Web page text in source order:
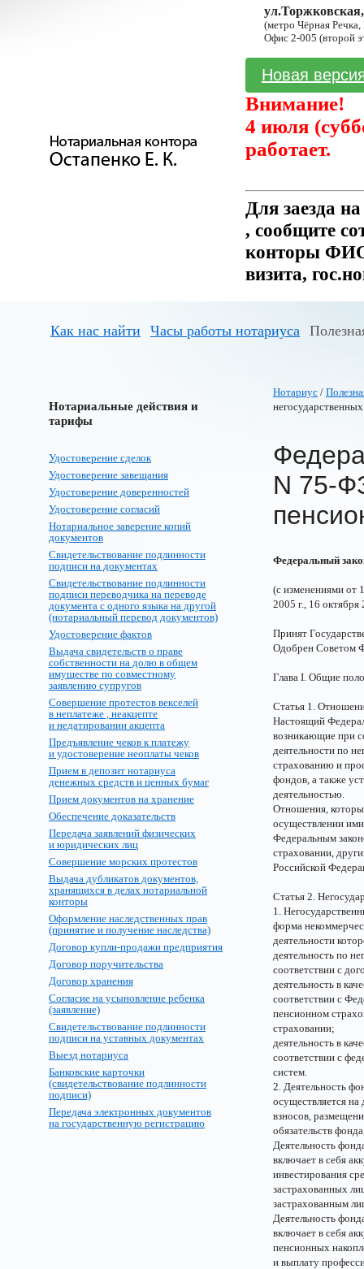
(метро Чёрная
Офис 2-005 (второй
Новая
Внимание!
4 июля
работает.
Для заезда
, сообщите
конторы ФИО
визита,
Как нас найти Часы работы нотариуса
Нотариальные действия и
тарифы
Удостоверение сделок
Удостоверение завещания
Удостоверение доверенностей
Удостоверение согласий
Нотариальное заверение копий
документов
Свидетельствование подлинности
подписи на документах
Свидетельствование подлинности
подписи переводчика на переводе
документа с одного языка на другой
(нотариальный перевод документов)
Удостоверение фактов
Выдача свидетельств о праве
собственности на долю в общем
имуществе по совместному
заявлению супругов
Совершение протестов векселей
в неплатеже , неакцепте
и недатировании акцепта
Предъявление чеков к платежу
и удостоверение неоплаты чеков
Прием в депозит нотариуса
денежных средств и ценных бумаг
Прием документов на хранение
Обеспечение доказательств
Передача заявлений физических
и юридических лиц
Совершение морских протестов
Выдача дубликатов документов,
хранящихся в делах нотариальной
конторы
Оформление наследственных прав
(принятие и получение наследства)
Договор купли-продажи предприятия
Договор поручительства
Договор хранения
Согласие на усыновление ребенка
(заявление)
Свидетельствование подлинности
подписи на уставных документах
Выезд нотариуса
Банковские карточки
(свидетельствование подлинности
подписи)
Передача электронных документов
на государственную регистрацию
Нотариус /
N 75-
Федеральный
(с изменениями от
2005 г., 16 октября
Принят
Одобрен Советом
Глава I. Общие
Статья 1.
Настоящий
возникающие при
деятельности по
страхованию и
фондов, а также
деятельностью.
Отношения,
осуществлении
Федеральным
страховании,
Российской
Статья 2.
1.
форма
деятельности
деятельность по
соответствии с
деятельность в
соответствии с
пенсионном
страховании;
деятельность в
соответствии с
систем.
2. Деятельность
осуществляется
взносов,
обязательств
Деятельность
включает в себя
инвестирования
застрахованных
застрахованным
Деятельность
включает в себя
пенсионных
и выплату